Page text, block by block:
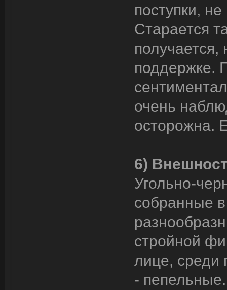
поступки,
Старается
получается,
поддержке.
очень
осторожна.
6)
Угольно-
собранные
стройной
лице, среди
-